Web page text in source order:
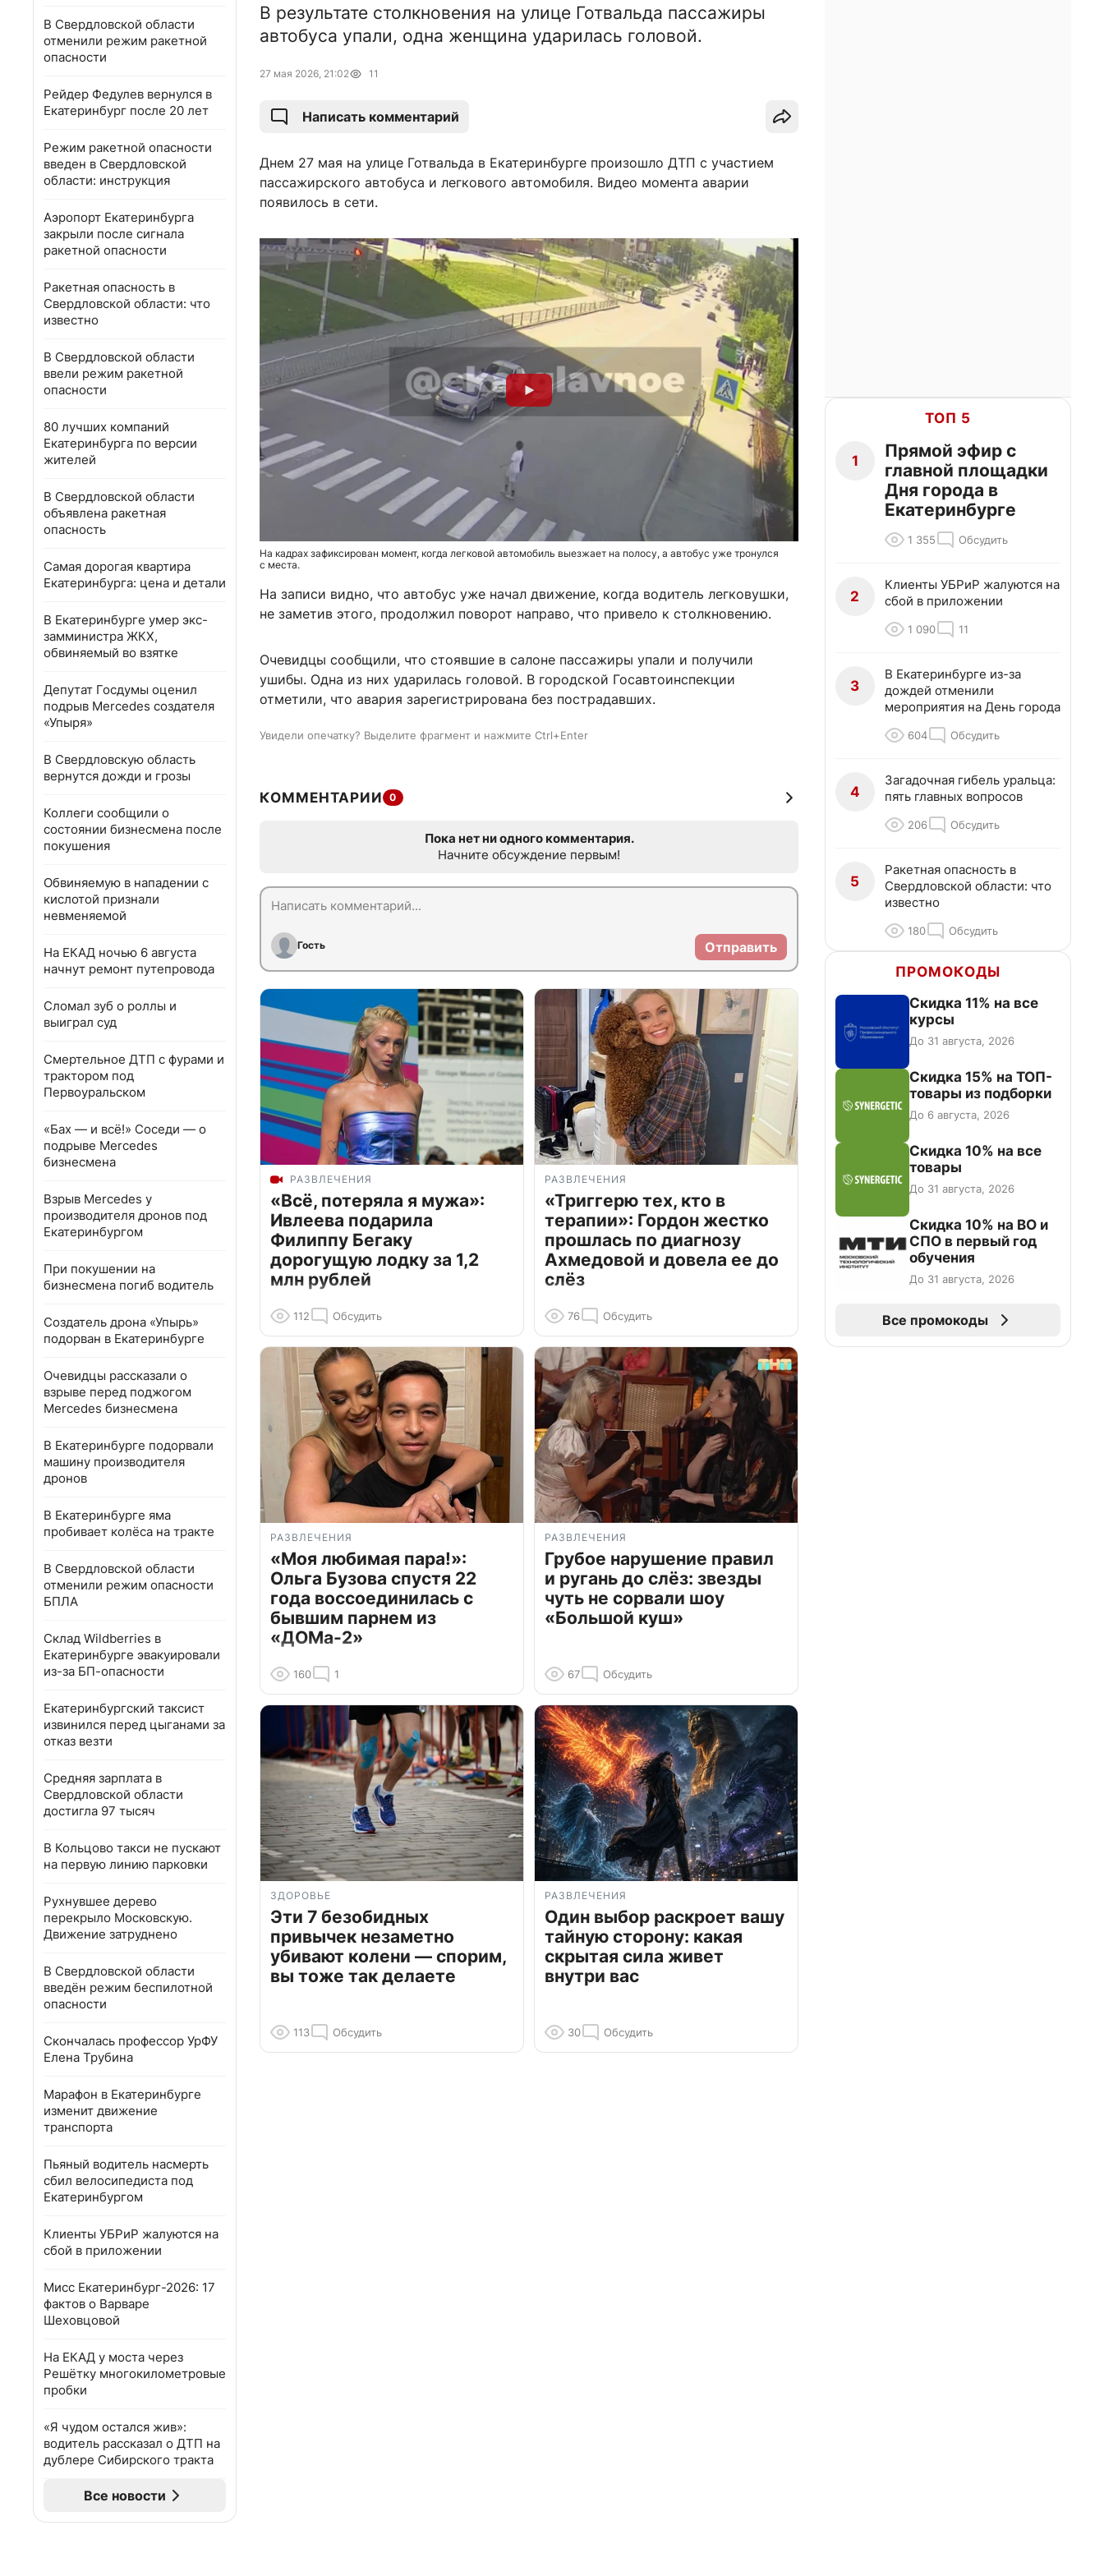
В Свердловской области
отменили режим ракетной
опасности
Рейдер Федулев вернулся в
Екатеринбург после 20 лет
Режим ракетной опасности
введен в Свердловской
области: инструкция
Аэропорт Екатеринбурга
закрыли после сигнала
ракетной опасности
Ракетная опасность в
Свердловской области: что
известно
В Свердловской области
ввели режим ракетной
опасности
80 лучших компаний
Екатеринбурга по версии
жителей
В Свердловской области
объявлена ракетная
опасность
Самая дорогая квартира
Екатеринбурга: цена и детали
В Екатеринбурге умер экс-
замминистра ЖКХ,
обвиняемый во взятке
Депутат Госдумы оценил
подрыв Mercedes создателя
«Упыря»
В Свердловскую область
вернутся дожди и грозы
Коллеги сообщили о
состоянии бизнесмена после
покушения
Обвиняемую в нападении с
кислотой признали
невменяемой
На ЕКАД ночью 6 августа
начнут ремонт путепровода
Сломал зуб о роллы и
выиграл суд
Смертельное ДТП с фурами и
трактором под
Первоуральском
«Бах — и всё!» Соседи — о
подрыве Mercedes
бизнесмена
Взрыв Mercedes у
производителя дронов под
Екатеринбургом
При покушении на
бизнесмена погиб водитель
Создатель дрона «Упырь»
подорван в Екатеринбурге
Очевидцы рассказали о
взрыве перед поджогом
Mercedes бизнесмена
В Екатеринбурге подорвали
машину производителя
дронов
В Екатеринбурге яма
пробивает колёса на тракте
В Свердловской области
отменили режим опасности
БПЛА
Склад Wildberries в
Екатеринбурге эвакуировали
из-за БП-опасности
Екатеринбургский таксист
извинился перед цыганами за
отказ везти
Средняя зарплата в
Свердловской области
достигла 97 тысяч
В Кольцово такси не пускают
на первую линию парковки
Рухнувшее дерево
перекрыло Московскую.
Движение затруднено
В Свердловской области
введён режим беспилотной
опасности
Скончалась профессор УрФУ
Елена Трубина
Марафон в Екатеринбурге
изменит движение
транспорта
Пьяный водитель насмерть
сбил велосипедиста под
Екатеринбургом
Клиенты УБРиР жалуются на
сбой в приложении
Мисс Екатеринбург-2026: 17
фактов о Варваре
Шеховцовой
На ЕКАД у моста через
Решётку многокилометровые
пробки
«Я чудом остался жив»:
водитель рассказал о ДТП на
дублере Сибирского тракта
Все новости
В результате столкновения на улице Готвальда пассажиры
автобуса упали, одна женщина ударилась головой.
27 мая 2026, 21:02 11
Написать комментарий
Днем 27 мая на улице Готвальда в Екатеринбурге произошло ДТП с участием
пассажирского автобуса и легкового автомобиля. Видео момента аварии
появилось в сети.
На кадрах зафиксирован момент, когда легковой автомобиль выезжает на полосу, а автобус уже тронулся
с места.
На записи видно, что автобус уже начал движение, когда водитель легковушки,
не заметив этого, продолжил поворот направо, что привело к столкновению.
Очевидцы сообщили, что стоявшие в салоне пассажиры упали и получили
ушибы. Одна из них ударилась головой. В городской Госавтоинспекции
отметили, что авария зарегистрирована без пострадавших.
Увидели опечатку? Выделите фрагмент и нажмите Ctrl+Enter
КОММЕНТАРИИ 0
Пока нет ни одного комментария.
Начните обсуждение первым!
Гость Отправить
РАЗВЛЕЧЕНИЯ
«Всё, потеряла я мужа»:
Ивлеева подарила
Филиппу Бегаку
дорогущую лодку за 1,2
млн рублей
112 Обсудить
РАЗВЛЕЧЕНИЯ
«Триггерю тех, кто в
терапии»: Гордон жестко
прошлась по диагнозу
Ахмедовой и довела ее до
слёз
76 Обсудить
РАЗВЛЕЧЕНИЯ
«Моя любимая пара!»:
Ольга Бузова спустя 22
года воссоединилась с
бывшим парнем из
«ДОМа-2»
160 1
РАЗВЛЕЧЕНИЯ
Грубое нарушение правил
и ругань до слёз: звезды
чуть не сорвали шоу
«Большой куш»
67 Обсудить
ЗДОРОВЬЕ
Эти 7 безобидных
привычек незаметно
убивают колени — спорим,
вы тоже так делаете
113 Обсудить
РАЗВЛЕЧЕНИЯ
Один выбор раскроет вашу
тайную сторону: какая
скрытая сила живет
внутри вас
30 Обсудить
ТОП 5
1
Прямой эфир с
главной площадки
Дня города в
Екатеринбурге
1 355 Обсудить
2
Клиенты УБРиР жалуются на
сбой в приложении
1 090 11
3
В Екатеринбурге из-за
дождей отменили
мероприятия на День города
604 Обсудить
4
Загадочная гибель уральца:
пять главных вопросов
206 Обсудить
5
Ракетная опасность в
Свердловской области: что
известно
180 Обсудить
ПРОМОКОДЫ
Скидка 11% на все
курсы
До 31 августа, 2026
Скидка 15% на ТОП-
товары из подборки
До 6 августа, 2026
Скидка 10% на все
товары
До 31 августа, 2026
Скидка 10% на ВО и
СПО в первый год
обучения
До 31 августа, 2026
Все промокоды